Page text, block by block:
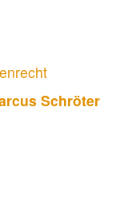
Schröter